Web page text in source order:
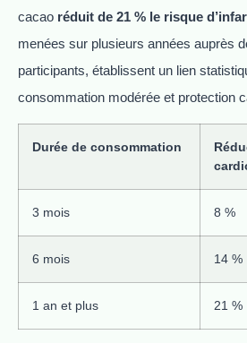
cacao réduit de 21 % le risque
menées sur plusieurs années auprès
participants, établissent un lien
consommation modérée et protection
Durée de consommation
3 mois 8 %
6 mois 14 %
1 an et plus 21 %